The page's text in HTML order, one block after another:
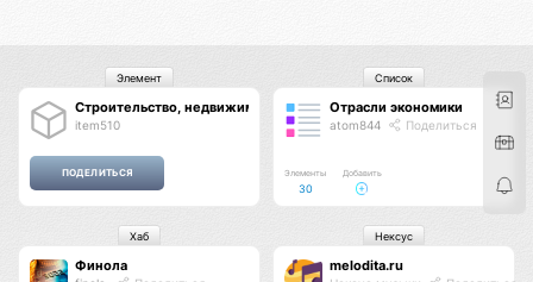
Строительство, недвижимость, эксплуатация, проектирование
item510
Элемент
Отрасли экономики
atom844 Поделиться
Элементы
30
Добавить
Список
Финола
Хаб
melodita.ru
Нексус